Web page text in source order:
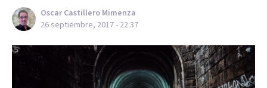
Oscar Castillero Mimenza
26 septiembre, 2017 - 22:37